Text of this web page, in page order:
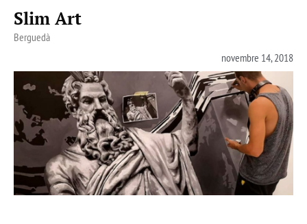
Slim Art
Berguedà
novembre 14, 2018